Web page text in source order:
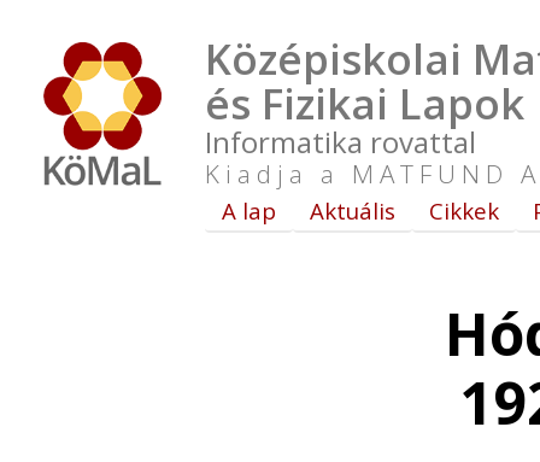
Középiskolai
és Fizikai Lapok
Informatika rovattal
Kiadja a MATFUND
A lap Aktuális Cikkek